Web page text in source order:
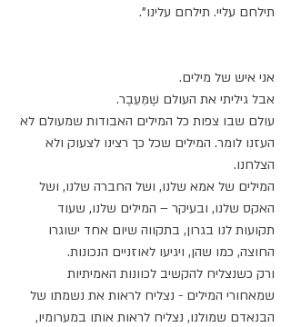
תילחם עליי. תילחם עלינו".
אני איש של מילים.
אבל גיליתי את העולם שֶׁמֵּעֵבֶר.
עולם שבו צפות כל המילים האבודות שמעולם לא
העזנו לומר. המילים שכל כך רצינו לצעוק ולא
הצלחנו.
המילים של אמא שלנו, ושל החברה שלנו, ושל
האקס שלנו, ובעיקר – המילים שלנו, שעוד
תקועות לנו בגרון, בתקווה שיום אחד ישוגרו
החוצה, כמו שהן, ויגיעו לאוזניים הנכונות.
ורק כשנצליח להקשיב לכוונות האמיתיות
שמאחורי המילים - נצליח לראות את נשמתו של
הבנאדם שמולנו, נצליח לראות אותו במערומיו,